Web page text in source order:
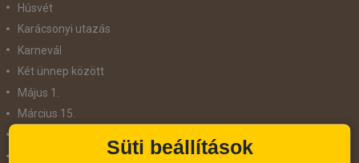
Húsvét
Karácsonyi utazás
Karnevál
Két ünnep között
Május 1.
Március 15.
Süti beállítások